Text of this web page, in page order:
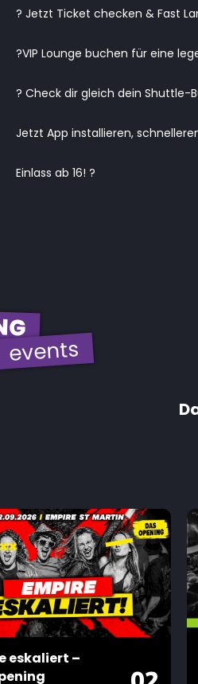
? Jetzt Ticket checken & Fast
?VIP Lounge buchen für eine
? Check dir gleich dein Shuttle-
Jetzt App installieren,
Einlass ab 16! ?
events
eskaliert –